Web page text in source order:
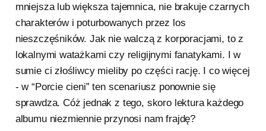
mniejsza lub większa tajemnica, nie brakuje czarnych
charakterów i poturbowanych przez los
nieszczęśników. Jak nie walczą z korporacjami, to z
lokalnymi watażkami czy religijnymi fanatykami. I w
sumie ci złośliwcy mieliby po części rację. I co więcej
- w “Porcie cieni” ten scenariusz ponownie się
sprawdza. Cóż jednak z tego, skoro lektura każdego
albumu niezmiennie przynosi nam frajdę?